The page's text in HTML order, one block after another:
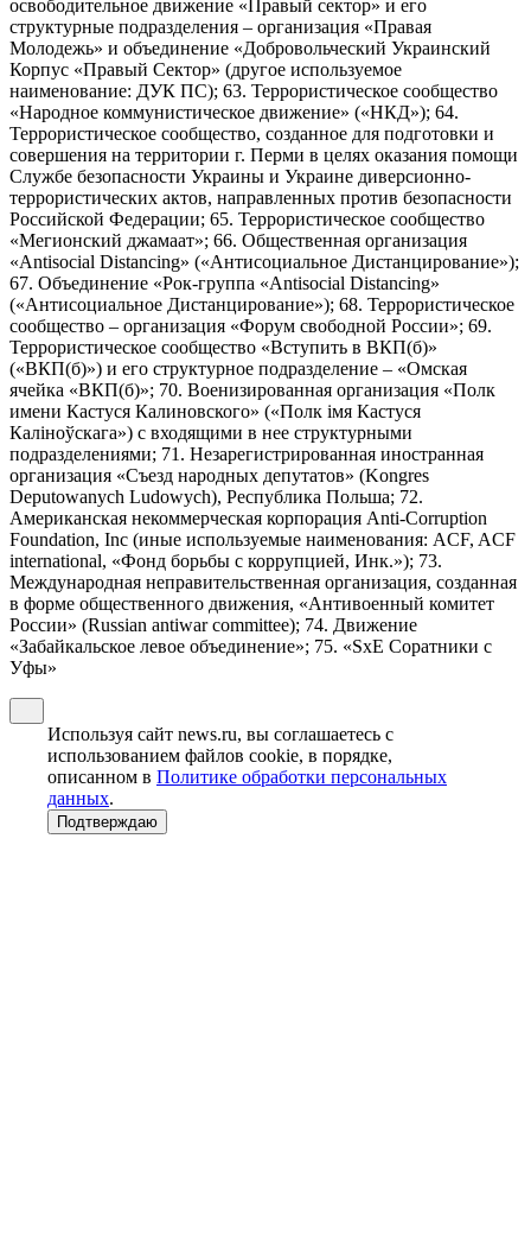
освободительное движение «Правый сектор» и его
структурные подразделения – организация «Правая
Молодежь» и объединение «Добровольческий Украинский
Корпус «Правый Сектор» (другое используемое
наименование: ДУК ПС); 63. Террористическое сообщество
«Народное коммунистическое движение» («НКД»); 64.
Террористическое сообщество, созданное для подготовки и
совершения на территории г. Перми в целях оказания помощи
Службе безопасности Украины и Украине диверсионно-
террористических актов, направленных против безопасности
Российской Федерации; 65. Террористическое сообщество
«Мегионский джамаат»; 66. Общественная организация
«Antisocial Distancing» («Антисоциальное Дистанцирование»);
67. Объединение «Рок-группа «Antisocial Distancing»
(«Антисоциальное Дистанцирование»); 68. Террористическое
сообщество – организация «Форум свободной России»; 69.
Террористическое сообщество «Вступить в ВКП(б)»
(«ВКП(б)») и его структурное подразделение – «Омская
ячейка «ВКП(б)»; 70. Военизированная организация «Полк
имени Кастуся Калиновского» («Полк iмя Кастуся
Калiноўскага») с входящими в нее структурными
подразделениями; 71. Незарегистрированная иностранная
организация «Съезд народных депутатов» (Kongres
Deputowanych Ludowych), Республика Польша; 72.
Американская некоммерческая корпорация Anti-Corruption
Foundation, Inc (иные используемые наименования: ACF, ACF
international, «Фонд борьбы с коррупцией, Инк.»); 73.
Международная неправительственная организация, созданная
в форме общественного движения, «Антивоенный комитет
России» (Russian antiwar committee); 74. Движение
«Забайкальское левое объединение»; 75. «SxE Соратники с
Уфы»
Используя сайт news.ru, вы соглашаетесь с
использованием файлов cookie, в порядке,
описанном в Политике обработки персональных
данных.
Подтверждаю